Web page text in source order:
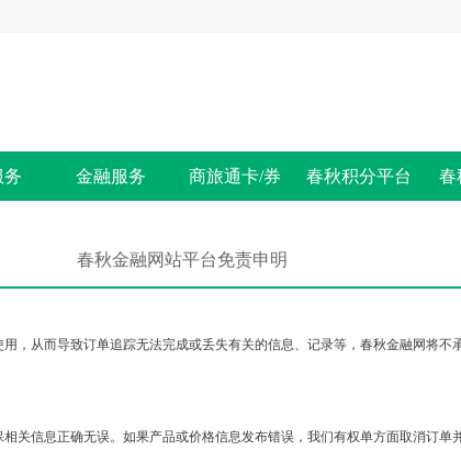
务 金融服务 商旅通卡/券 春秋积分平台 春
春秋金融网站平台免责申明
，从而导致订单追踪无法完成或丢失有关的信息、记录等，春秋金融网将
关信息正确无误。如果产品或价格信息发布错误，我们有权单方面取消订单